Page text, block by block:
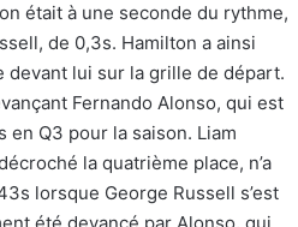
était à une seconde du rythme,
de 0,3s. Hamilton a ainsi
devant lui sur la grille de départ.
Fernando Alonso, qui est
Q3 pour la saison. Liam
la quatrième place, n’a
lorsque George Russell s’est